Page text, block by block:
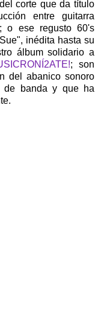
corte que da título
entre guitarra
o ese regusto 60's
inédita hasta su
álbum solidario a
; son
del abanico sonoro
de banda y que ha